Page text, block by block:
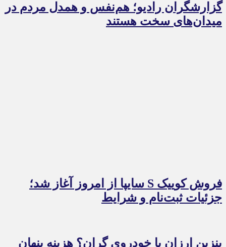
گزارشگران رادیو؛ هم‌نفس و همدل مردم در
میدان‌های سخت هستند
فروش کوییک S سایپا از امروز آغاز شد؛
جزئیات ثبت‌نام و شرایط
بنزین ارزان یا خودروی گران؟ هزینه پنهان